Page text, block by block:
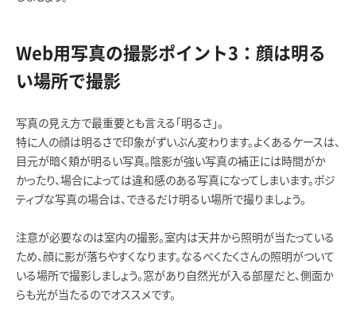
Web用写真の撮影ポイント3：顔は明る
い場所で撮影
写真の見え方で最重要とも言える「明るさ」。
特に人の顔は明るさで印象がずいぶん変わります。よくあるケースは、
目元が暗く頬が明るい写真。陰影が強い写真の補正には時間がか
かったり、場合によっては違和感のある写真になってしまいます。ポジ
ティブな写真の場合は、できるだけ明るい場所で撮りましょう。
注意が必要なのは室内の撮影。室内は天井から照明が当たっている
ため、顔に影が落ちやすくなります。なるべくたくさんの照明がついて
いる場所で撮影しましょう。窓があり自然光が入る部屋だと、側面か
らも光が当たるのでオススメです。